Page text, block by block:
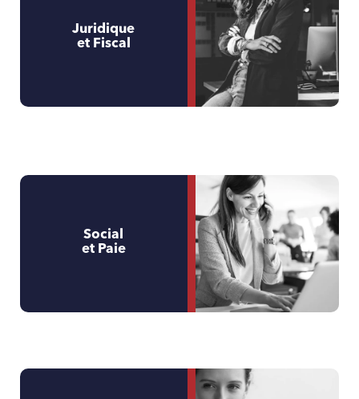
Juridique
et Fiscal
Social
et Paie